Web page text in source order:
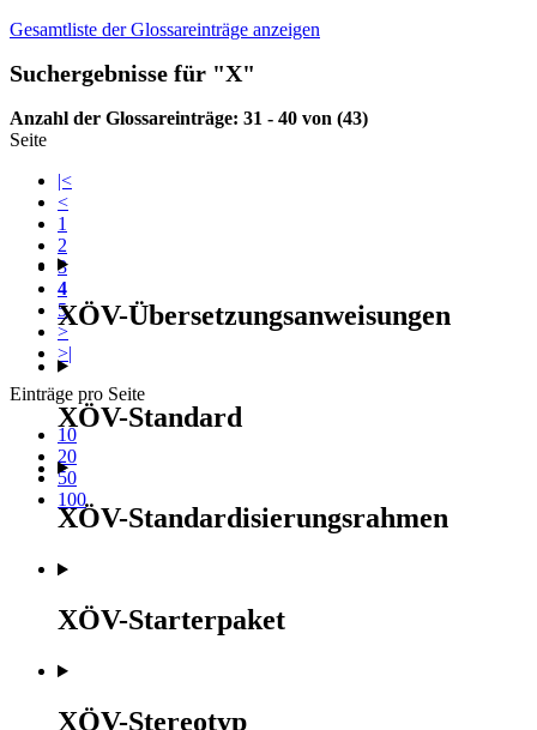
Gesamtliste der Glossareinträge anzeigen
Suchergebnisse für "X"
Anzahl der Glossareinträge: 31 - 40 von (43)
Seite
|<
<
1
2
3
4
5
>
>|
Einträge pro Seite
10
20
50
100
XÖV-Übersetzungsanweisungen
XÖV-Standard
XÖV-Standardisierungsrahmen
XÖV-Starterpaket
XÖV-Stereotyp